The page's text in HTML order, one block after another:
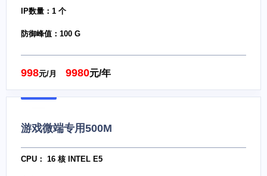
IP数量：1 个
防御峰值：100 G
998元/月 9980元/年
游戏微端专用500M
CPU： 16 核 INTEL E5